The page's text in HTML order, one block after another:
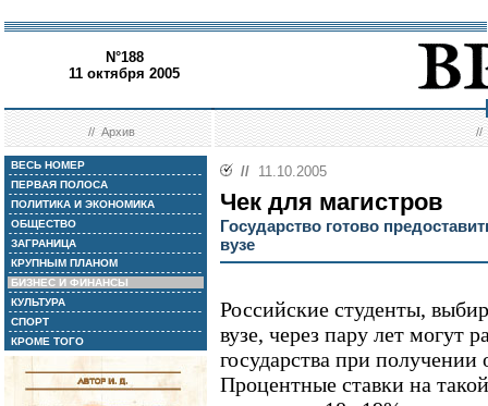
N°188
11 октября 2005
//Архив //
ВЕСЬ НОМЕР
ПЕРВАЯ ПОЛОСА
ПОЛИТИКА И ЭКОНОМИКА
ОБЩЕСТВО
ЗАГРАНИЦА
КРУПНЫМ ПЛАНОМ
БИЗНЕС И ФИНАНСЫ
КУЛЬТУРА
СПОРТ
КРОМЕ ТОГО
// 11.10.2005
Чек для магистров
Государство готово
вузе
Российские студенты,
вузе, через пару лет могут
государства при получении
Процентные ставки на